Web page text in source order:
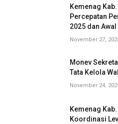
Kemenag
Percepatan
2025 dan
November 27,
Monev
Tata Kelola
November 24,
Kemenag
Koordinasi